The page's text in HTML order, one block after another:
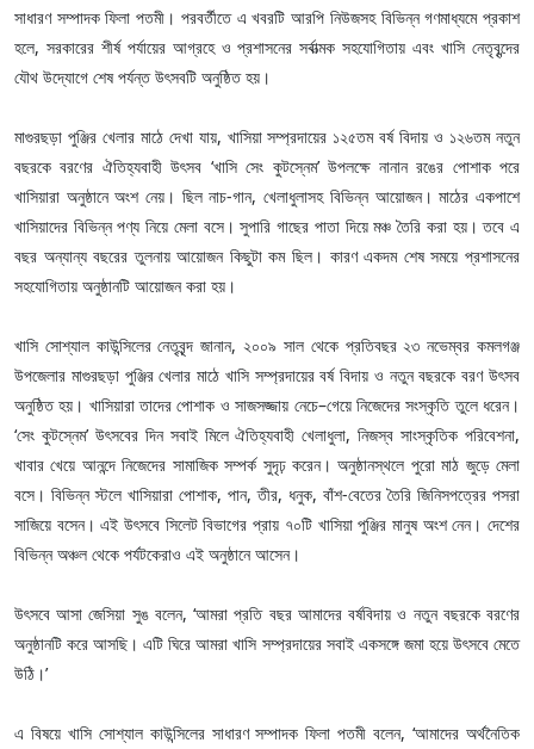
সাধারণ সম্পাদক ফিলা পতমী। পরবর্তীতে এ খবরটি আরপি নিউজসহ বিভিন্ন গণমাধ্যমে প্রকাশ
হলে, সরকারের শীর্ষ পর্যায়ের আগ্রহে ও প্রশাসনের সর্বাত্মক সহযোগিতায় এবং খাসি নেতৃবৃন্দের
যৌথ উদ্যোগে শেষ পর্যন্ত উৎসবটি অনুষ্ঠিত হয়।
মাগুরছড়া পুঞ্জির খেলার মাঠে দেখা যায়, খাসিয়া সম্প্রদায়ের ১২৫তম বর্ষ বিদায় ও ১২৬তম নতুন
বছরকে বরণের ঐতিহ্যবাহী উৎসব ‘খাসি সেং কুটস্নেম’ উপলক্ষে নানান রঙের পোশাক পরে
খাসিয়ারা অনুষ্ঠানে অংশ নেয়। ছিল নাচ-গান, খেলাধুলাসহ বিভিন্ন আয়োজন। মাঠের একপাশে
খাসিয়াদের বিভিন্ন পণ্য নিয়ে মেলা বসে। সুপারি গাছের পাতা দিয়ে মঞ্চ তৈরি করা হয়। তবে এ
বছর অন্যান্য বছরের তুলনায় আয়োজন কিছুটা কম ছিল। কারণ একদম শেষ সময়ে প্রশাসনের
সহযোগিতায় অনুষ্ঠানটি আয়োজন করা হয়।
খাসি সোশ্যাল কাউন্সিলের নেতৃবৃন্দ জানান, ২০০৯ সাল থেকে প্রতিবছর ২৩ নভেম্বর কমলগঞ্জ
উপজেলার মাগুরছড়া পুঞ্জির খেলার মাঠে খাসি সম্প্রদায়ের বর্ষ বিদায় ও নতুন বছরকে বরণ উৎসব
অনুষ্ঠিত হয়। খাসিয়ারা তাদের পোশাক ও সাজসজ্জায় নেচে–গেয়ে নিজেদের সংস্কৃতি তুলে ধরেন।
‘সেং কুটস্নেম’ উৎসবের দিন সবাই মিলে ঐতিহ্যবাহী খেলাধুলা, নিজস্ব সাংস্কৃতিক পরিবেশনা,
খাবার খেয়ে আনন্দে নিজেদের সামাজিক সম্পর্ক সুদৃঢ় করেন। অনুষ্ঠানস্থলে পুরো মাঠ জুড়ে মেলা
বসে। বিভিন্ন স্টলে খাসিয়ারা পোশাক, পান, তীর, ধনুক, বাঁশ-বেতের তৈরি জিনিসপত্রের পসরা
সাজিয়ে বসেন। এই উৎসবে সিলেট বিভাগের প্রায় ৭০টি খাসিয়া পুঞ্জির মানুষ অংশ নেন। দেশের
বিভিন্ন অঞ্চল থেকে পর্যটকেরাও এই অনুষ্ঠানে আসেন।
উৎসবে আসা জেসিয়া সুঙ বলেন, ‘আমরা প্রতি বছর আমাদের বর্ষবিদায় ও নতুন বছরকে বরণের
অনুষ্ঠানটি করে আসছি। এটি ঘিরে আমরা খাসি সম্প্রদায়ের সবাই একসঙ্গে জমা হয়ে উৎসবে মেতে
উঠি।’
এ বিষয়ে খাসি সোশ্যাল কাউন্সিলের সাধারণ সম্পাদক ফিলা পতমী বলেন, ‘আমাদের অর্থনৈতিক